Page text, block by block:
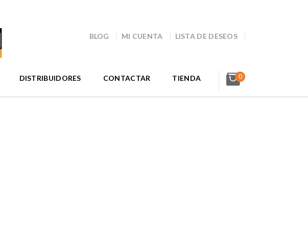
BLOG MI CUENTA LISTA DE DESEOS
DISTRIBUIDORES CONTACTAR TIENDA 0